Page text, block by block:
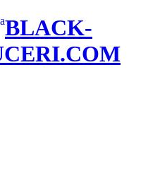
BLACK-